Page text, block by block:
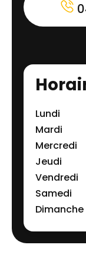
Lundi
Mardi
Mercredi
Jeudi
Vendredi
Samedi
Dimanche